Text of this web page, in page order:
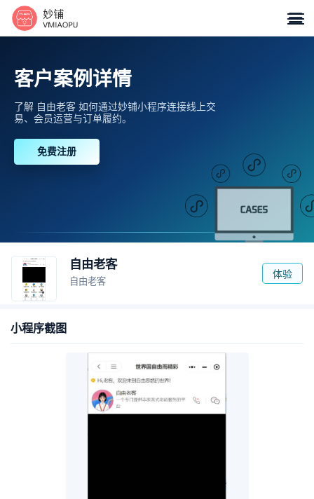

客户案例详情
了解 自由老客 如何通过妙铺小程序连接线上交
易、会员运营与订单履约。
免费注册
自由老客
自由老客
体验
小程序截图